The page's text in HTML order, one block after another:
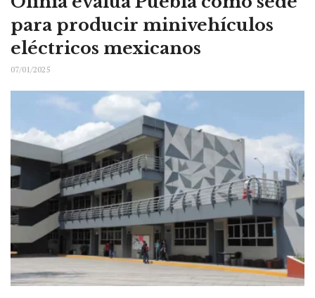
para producir minivehículos
eléctricos mexicanos
07/01/2025